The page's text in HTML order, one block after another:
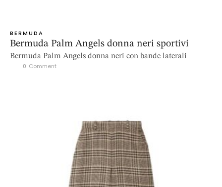
BERMUDA
Bermuda Palm Angels donna neri sportivi
Bermuda Palm Angels donna neri con bande laterali
0 Comment